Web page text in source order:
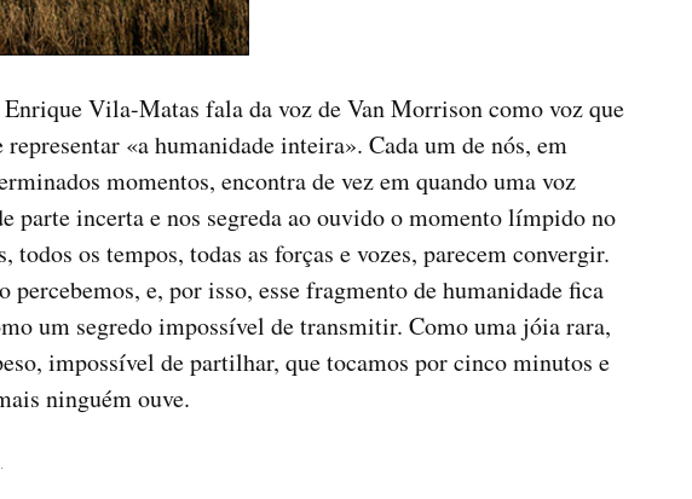
Enrique Vila-Matas fala da voz de Van Morrison como voz que
representar «a humanidade inteira». Cada um de nós, em
momentos, encontra de vez em quando uma voz
parte incerta e nos segreda ao ouvido o momento límpido no
todos os tempos, todas as forças e vozes, parecem convergir.
percebemos, e, por isso, esse fragmento de humanidade fica
um segredo impossível de transmitir. Como uma jóia rara,
impossível de partilhar, que tocamos por cinco minutos e
ninguém ouve.
.